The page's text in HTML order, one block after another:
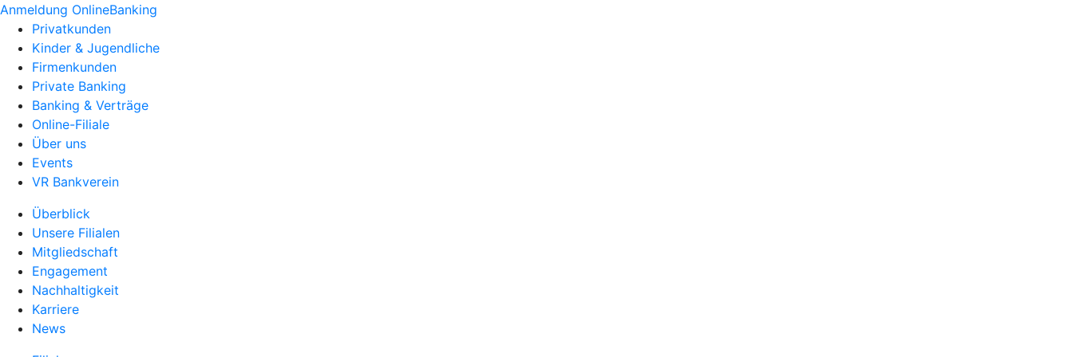
Anmeldung OnlineBanking
Privatkunden
Kinder & Jugendliche
Firmenkunden
Private Banking
Banking & Verträge
Online-Filiale
Über uns
Events
VR Bankverein
Überblick
Unsere Filialen
Mitgliedschaft
Engagement
Nachhaltigkeit
Karriere
News